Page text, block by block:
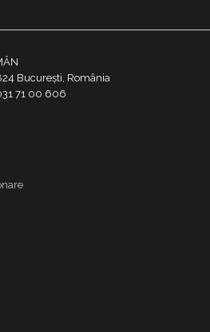
București, România
71 00 606